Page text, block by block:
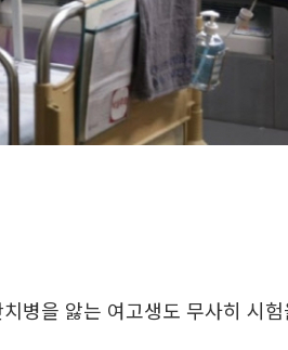
병을 앓는 여고생도 무사히 시험